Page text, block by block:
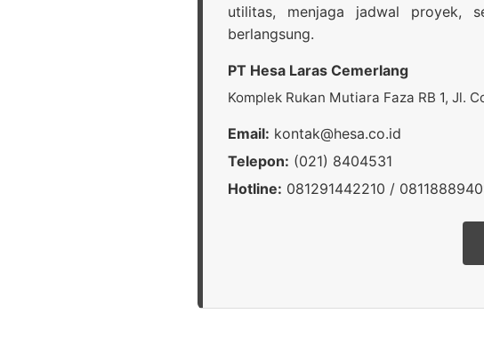
utilitas, menjaga jadwal proyek,
berlangsung.
PT Hesa Laras Cemerlang
Komplek Rukan Mutiara Faza RB 1, Jl.
Email: kontak@hesa.co.id
Telepon: (021) 8404531
Hotline: 081291442210 /